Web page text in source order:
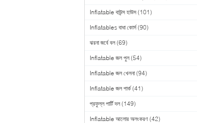
Inflatable বাউন্স হাউস (101)
Inflatables বাধা কোর্স (90)
ঝরনা জর্বে বল (69)
Inflatable জল পুল (54)
Inflatable জল খেলনা (94)
Inflatable জল পার্ক (41)
প্রফুল্ল পার্টি দল (149)
Inflatable আলোর অলংকরণ (42)